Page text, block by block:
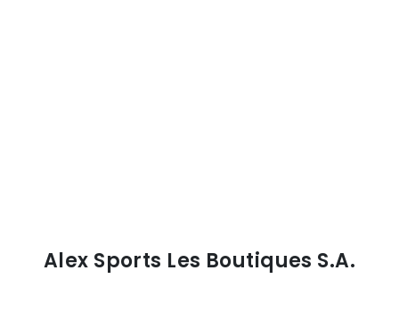
Alex Sports Les Boutiques S.A.